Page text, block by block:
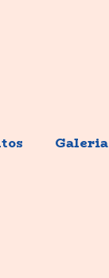
Galeria